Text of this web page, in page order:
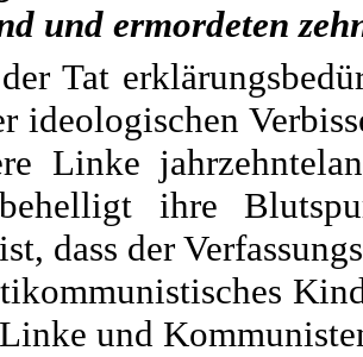
und ermordeten
Tat
ideologischen
Linke
ihre
dass der
und